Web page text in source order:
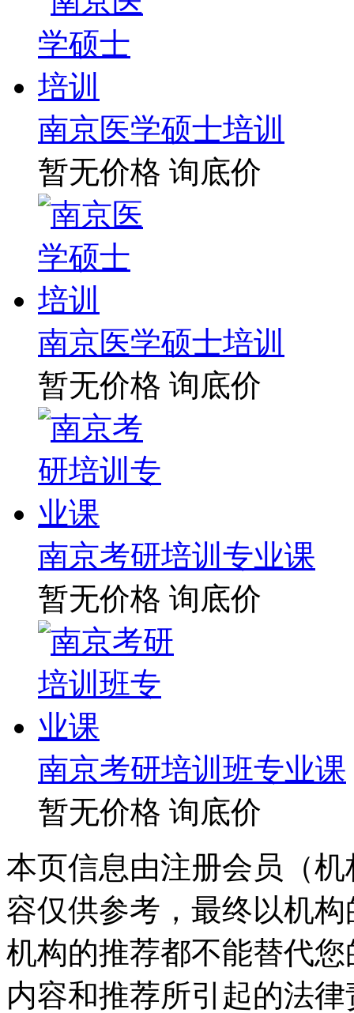
南京医学硕士培训
暂无价格 询底价
南京医学硕士培训
暂无价格 询底价
南京考研培训专业课
暂无价格 询底价
南京考研培训班专业课
暂无价格 询底价
本页信息由注册会员（
容仅供参考，最终以机
机构的推荐都不能替代
内容和推荐所引起的法